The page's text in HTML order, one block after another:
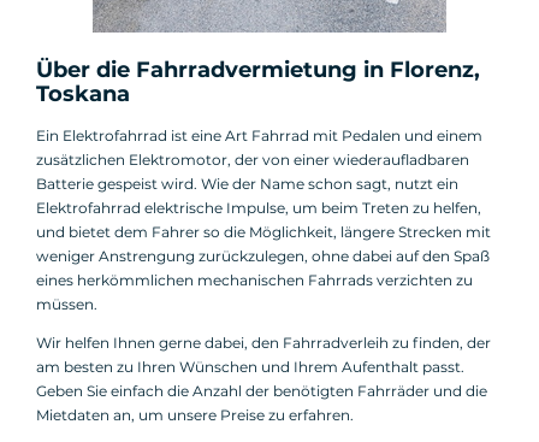
Über die Fahrradvermietung in Florenz,
Toskana
Ein Elektrofahrrad ist eine Art Fahrrad mit Pedalen und einem
zusätzlichen Elektromotor, der von einer wiederaufladbaren
Batterie gespeist wird. Wie der Name schon sagt, nutzt ein
Elektrofahrrad elektrische Impulse, um beim Treten zu helfen,
und bietet dem Fahrer so die Möglichkeit, längere Strecken mit
weniger Anstrengung zurückzulegen, ohne dabei auf den Spaß
eines herkömmlichen mechanischen Fahrrads verzichten zu
müssen.
Wir helfen Ihnen gerne dabei, den Fahrradverleih zu finden, der
am besten zu Ihren Wünschen und Ihrem Aufenthalt passt.
Geben Sie einfach die Anzahl der benötigten Fahrräder und die
Mietdaten an, um unsere Preise zu erfahren.